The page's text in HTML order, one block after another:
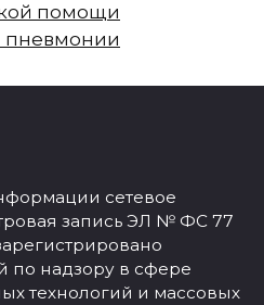
помощи
пневмонии
сетевое
запись ЭЛ № ФС 77
по надзору в сфере
технологий и массовых